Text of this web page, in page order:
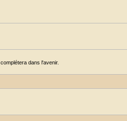
dans l'avenir.